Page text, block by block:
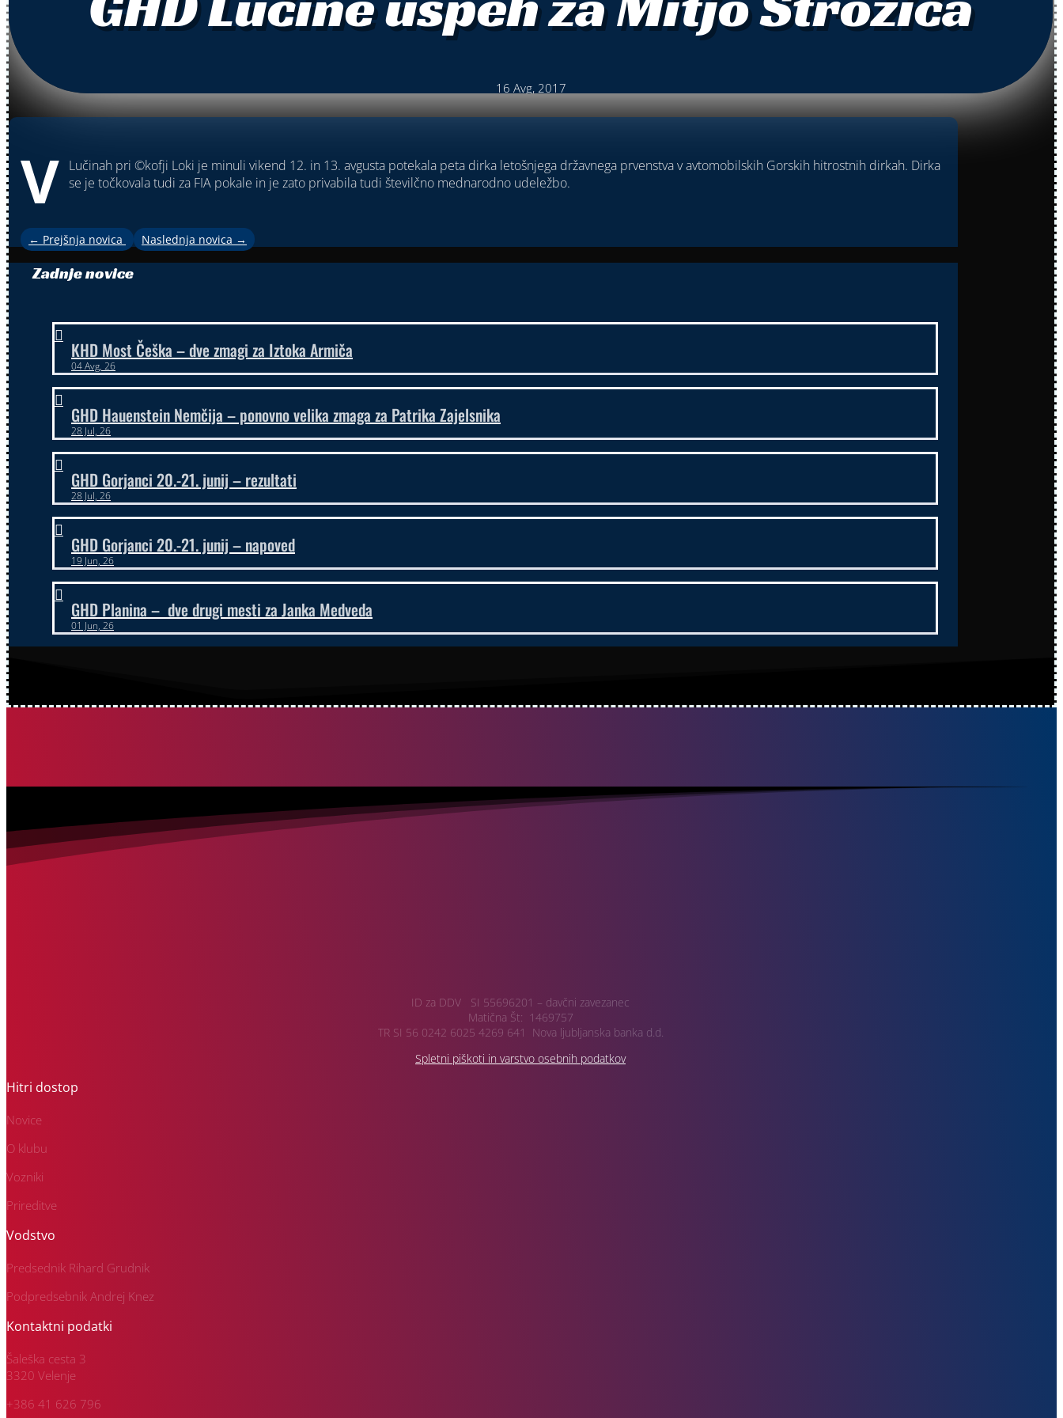
16 Avg, 2017
V Lučinah pri ©kofji Loki je minuli vikend 12. in 13. avgusta potekala peta dirka letošnjega državnega prvenstva v avtomobilskih Gorskih hitrostnih dirkah. Dirka
se je točkovala tudi za FIA pokale in je zato privabila tudi številčno mednarodno udeležbo.
← Prejšnja novica Naslednja novica →
Zadnje novice

KHD Most Češka – dve zmagi za Iztoka Armiča
04 Avg, 26

GHD Hauenstein Nemčija – ponovno velika zmaga za Patrika Zajelsnika
28 Jul, 26

GHD Gorjanci 20.-21. junij – rezultati
28 Jul, 26

GHD Gorjanci 20.-21. junij – napoved
19 Jun, 26

GHD Planina – dve drugi mesti za Janka Medveda
01 Jun, 26
ID za DDV SI 55696201 – davčni zavezanec
Matična Št: 1469757
TR SI 56 0242 6025 4269 641 Nova ljubljanska banka d.d.
Spletni piškoti in varstvo osebnih podatkov
Hitri dostop
Novice
O klubu
Vozniki
Prireditve
Vodstvo
Predsednik Rihard Grudnik
Podpredsebnik Andrej Knez
Kontaktni podatki
Šaleška cesta 3
3320 Velenje
+386 41 626 796